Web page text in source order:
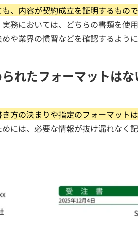
、内容が契約成立を証明するもの
実務においては、どちらの書類を使
や業界の慣習などを確認するように
れたフォーマットはな
方の決まりや指定のフォーマットは
には、必要な情報が抜け漏れなく